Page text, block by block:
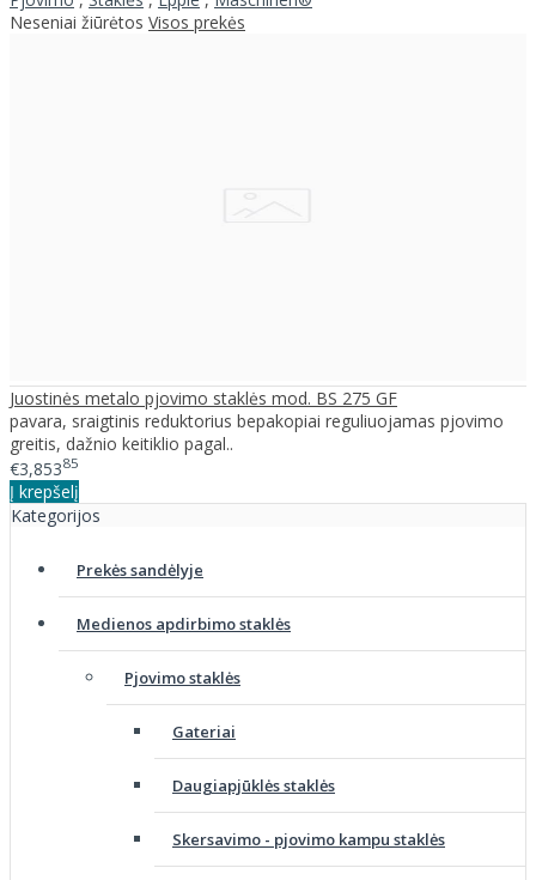
Neseniai žiūrėtos Visos prekės
Juostinės metalo pjovimo staklės mod. BS 275 GF
pavara, sraigtinis reduktorius bepakopiai reguliuojamas pjovimo
greitis, dažnio keitiklio pagal..
€3,85385
Į krepšelį
Kategorijos
Prekės sandėlyje
Medienos apdirbimo staklės
Pjovimo staklės
Gateriai
Daugiapjūklės staklės
Skersavimo - pjovimo kampu staklės